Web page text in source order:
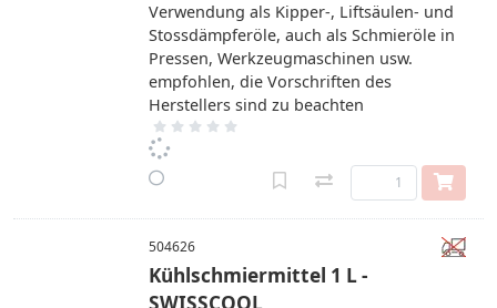
Verwendung als Kipper-, Liftsäulen- und
Stossdämpferöle, auch als Schmieröle in
Pressen, Werkzeugmaschinen usw.
empfohlen, die Vorschriften des
Herstellers sind zu beachten
504626
Kühlschmiermittel 1 L -